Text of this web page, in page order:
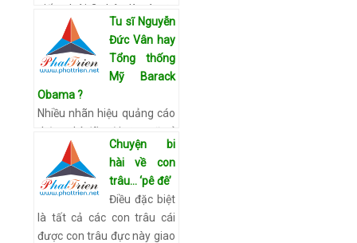
giống loài 2 chân là gà, vịt,
ngan và 2 loài 4 chân là
mèo và chuột. Kỳ 3: Không
thể giải thích Hiện tượng
trâu, bò, lợn, ch…
Xem chi
tiết
Tu sĩ Nguyễn
Đức Vân hay
Tổng thống
Mỹ Barack
Obama ?
Nhiều nhãn hiệu quảng cáo
thậm chí đã mời vị tu sĩ trẻ
nhằm tận dụng “nhân diện”
đặc biệt hiếm thấy mà anh
sở hữu. Trên ngọn núi
Phương Bối (thôn 2,… Xem
chi tiết
Chuyện bi
hài về con
trâu… ‘pê đê’
Điều đặc biệt
là tất cả các con trâu cái
được con trâu đực này giao